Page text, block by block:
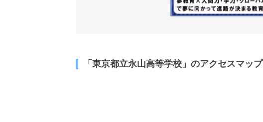
「東京都立永山高等学校」のアクセスマップ